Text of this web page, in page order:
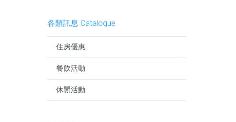
各類訊息 Catalogue
住房優惠
餐飲活動
休閒活動